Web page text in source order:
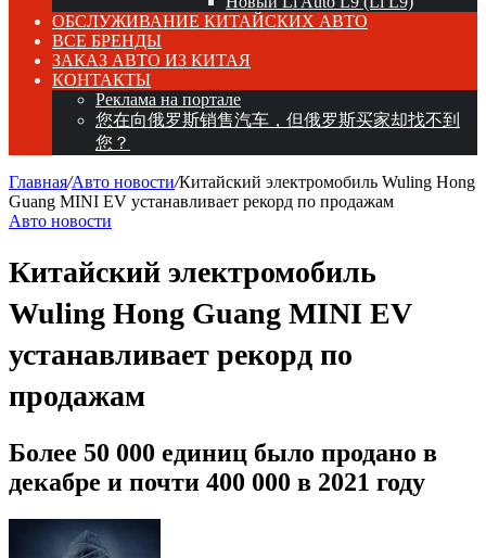
ОБСЛУЖИВАНИЕ КИТАЙСКИХ АВТО
ВСЕ БРЕНДЫ
ЗАКАЗ АВТО ИЗ КИТАЯ
КОНТАКТЫ
Реклама на портале
您在向俄罗斯销售汽车，但俄罗斯买家却找不到
您？
Главная/Авто новости/Китайский электромобиль Wuling Hong
Guang MINI EV устанавливает рекорд по продажам
Авто новости
Китайский электромобиль
Wuling Hong Guang MINI EV
устанавливает рекорд по
продажам
Более 50 000 единиц было продано в
декабре и почти 400 000 в 2021 году